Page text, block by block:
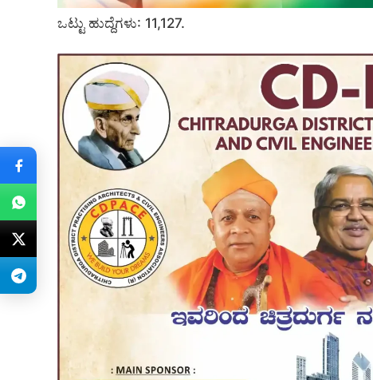
ಒಟ್ಟು ಹುದ್ದೆಗಳು: 11,127.